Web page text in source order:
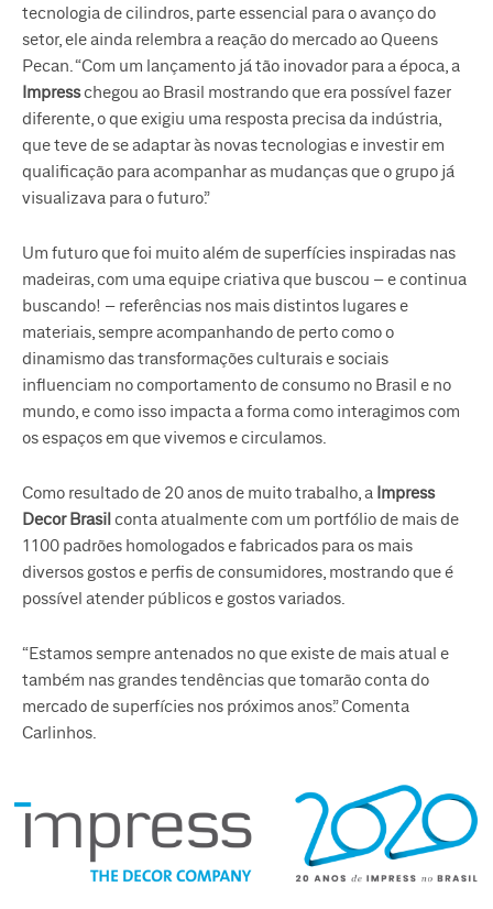
tecnologia de cilindros, parte essencial para o avanço do
setor, ele ainda relembra a reação do mercado ao Queens
Pecan. “Com um lançamento já tão inovador para a época, a
Impresschegou ao Brasil mostrando que era possível fazer
diferente, o que exigiu uma resposta precisa da indústria,
que teve de se adaptar às novas tecnologias e investir em
qualificação para acompanhar as mudanças que o grupo já
visualizava para o futuro.”
Um futuro que foi muito além de superfícies inspiradas nas
madeiras, com uma equipe criativa que buscou – e continua
buscando! – referências nos mais distintos lugares e
materiais, sempre acompanhando de perto como o
dinamismo das transformações culturais e sociais
influenciam no comportamento de consumo no Brasil e no
mundo, e como isso impacta a forma como interagimos com
os espaços em que vivemos e circulamos.
Como resultado de 20 anos de muito trabalho, a Impress
Decor Brasil conta atualmente com um portfólio de mais de
1100 padrões homologados e fabricados para os mais
diversos gostos e perfis de consumidores, mostrando que é
possível atender públicos e gostos variados.
“Estamos sempre antenados no que existe de mais atual e
também nas grandes tendências que tomarão conta do
mercado de superfícies nos próximos anos.” Comenta
Carlinhos.